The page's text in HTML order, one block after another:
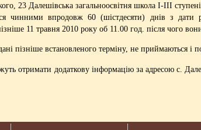
23 Далешівська загальноосвітня школа І-ІІІ
впродовж 60 (шістдесяти) днів з дати
11 травня 2010 року об 11.00 год. після чого
пізніше встановленого терміну, не приймаються і
отримати додаткову інформацію за адресою с.